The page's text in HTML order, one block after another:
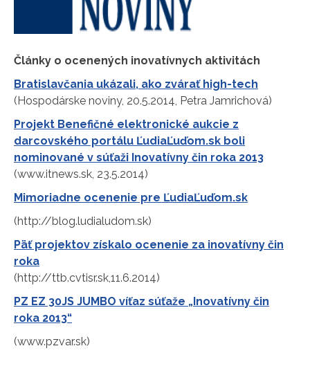
Články o ocenených inovatívnych aktivitách
Bratislavčania ukázali, ako zvárať high-tech
(Hospodárske noviny, 20.5.2014, Petra Jamrichová)
Projekt Benefičné elektronické aukcie z
darcovského portálu ĽudiaĽuďom.sk boli
nominované v súťaži Inovatívny čin roka 2013
(www.itnews.sk, 23.5.2014)
Mimoriadne ocenenie pre ĽudiaĽuďom.sk
(http://blog.ludialudom.sk)
Päť projektov získalo ocenenie za inovatívny čin
roka
(http://ttb.cvtisr.sk,11.6.2014)
PZ EZ 30JS JUMBO víťaz súťaže „Inovatívny čin
roka 2013“
(www.pzvar.sk)